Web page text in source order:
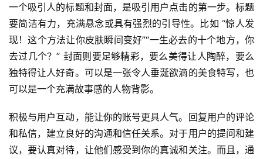
一个吸引人的标题和封面，是吸引用户点击的第一步。标题
要简洁有力，充满悬念或具有强烈的引导性。比如 “惊人发
现！这个方法让你皮肤瞬间变好”“一生必去的十个地方，你
去过几个？” 封面则要足够精彩，要么美得让人陶醉，要么
独特得让人好奇。可以是一张令人垂涎欲滴的美食特写，也
可以是一个充满故事感的人物背影。
积极与用户互动，能让你的账号更具人气。回复用户的评论
和私信，建立良好的沟通和信任关系。对于用户的提问和建
议，要认真对待，让他们感受到你的真诚和关注。而且，通